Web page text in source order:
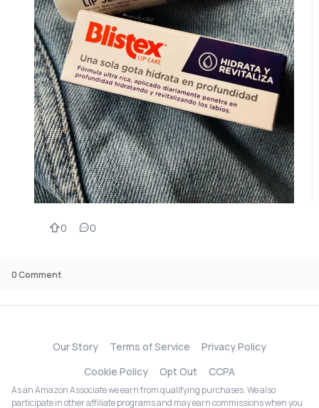
0 0
0Comment
Our Story Terms of Service
Privacy Policy
Cookie Policy
Opt Out CCPA
As an Amazon Associate we earn from qualifying purchases. We also
participate in other affiliate programs and may earn commissions when you